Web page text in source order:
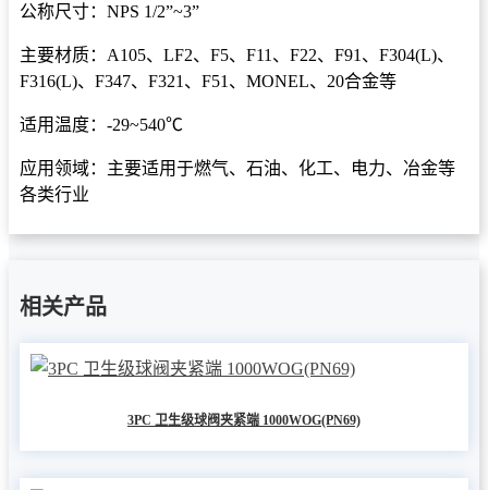
公称尺寸：NPS 1/2”~3”
主要材质：A105、LF2、F5、F11、F22、F91、F304(L)、
F316(L)、F347、F321、F51、MONEL、20合金等
适用温度：-29~540℃
应用领域：主要适用于燃气、石油、化工、电力、冶金等
各类行业
相关产品
3PC 卫生级球阀夹紧端 1000WOG(PN69)